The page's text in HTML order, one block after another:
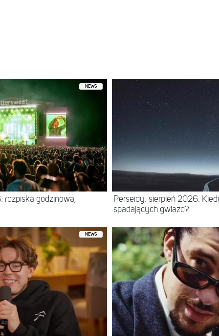
NEWS
rozpiska godzinowa,
Perseidy: sierpień 2026.
spadających gwiazd?
NEWS